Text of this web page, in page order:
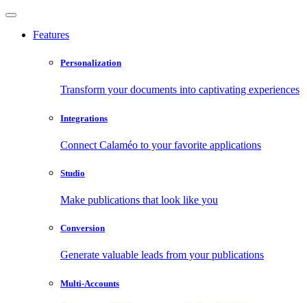
Features
Personalization
Transform your documents into captivating experiences
Integrations
Connect Calaméo to your favorite applications
Studio
Make publications that look like you
Conversion
Generate valuable leads from your publications
Multi-Accounts